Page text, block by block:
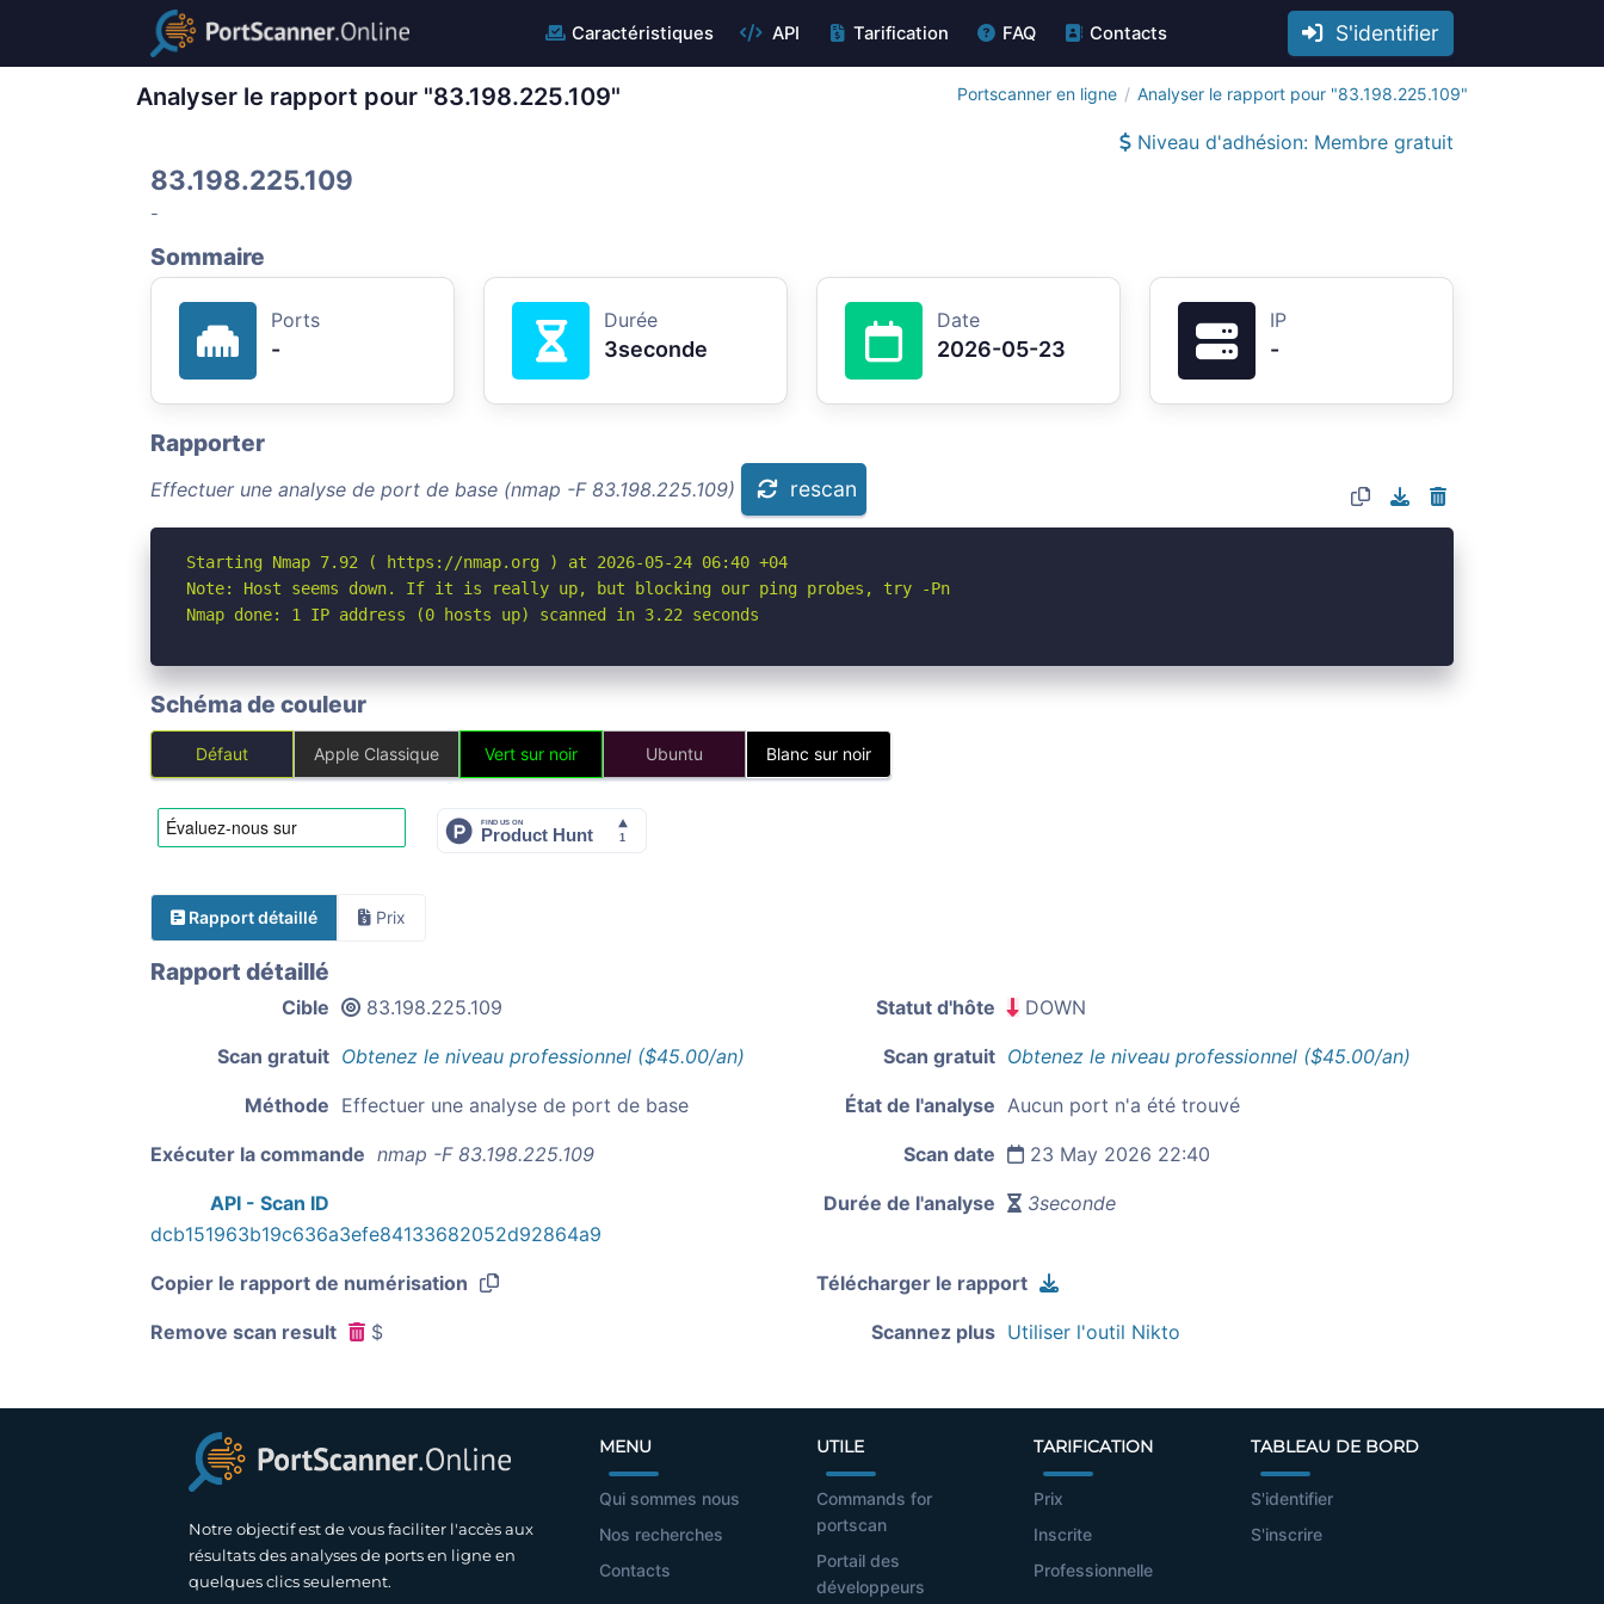
Caractéristiques API Tarification FAQ Contacts S'identifier
Analyser le rapport pour "83.198.225.109" Portscanner en ligne Analyser le rapport pour "83.198.225.109"
Niveau d'adhésion: Membre gratuit
83.198.225.109
-
Sommaire
Ports
-
Durée
3seconde
Date
2026-05-23
IP
-
Rapporter
Effectuer une analyse de port de base (nmap -F 83.198.225.109) rescan
Starting Nmap 7.92 ( https://nmap.org ) at 2026-05-24 06:40 +04
Note: Host seems down. If it is really up, but blocking our ping probes, try -Pn
Nmap done: 1 IP address (0 hosts up) scanned in 3.22 seconds
Schéma de couleur
Défaut Apple Classique Vert sur noir Ubuntu Blanc sur noir
Rapport détaillé Prix
Rapport détaillé
Cible 83.198.225.109 Statut d'hôte DOWN
Scan gratuit Obtenez le niveau professionnel ($45.00/an) Scan gratuit Obtenez le niveau professionnel ($45.00/an)
Méthode Effectuer une analyse de port de base État de l'analyse Aucun port n'a été trouvé
Exécuter la commande nmap -F 83.198.225.109 Scan date 23 May 2026 22:40
API - Scan ID
dcb151963b19c636a3efe84133682052d92864a9
Durée de l'analyse 3seconde
Copier le rapport de numérisation Télécharger le rapport
Remove scan result $ Scannez plus Utiliser l'outil Nikto
Notre objectif est de vous faciliter l'accès aux
résultats des analyses de ports en ligne en
quelques clics seulement.
MENU
Qui sommes nous
Nos recherches
Contacts
UTILE
Commands for
portscan
Portail des
développeurs
TARIFICATION
Prix
Inscrite
Professionnelle
TABLEAU DE BORD
S'identifier
S'inscrire